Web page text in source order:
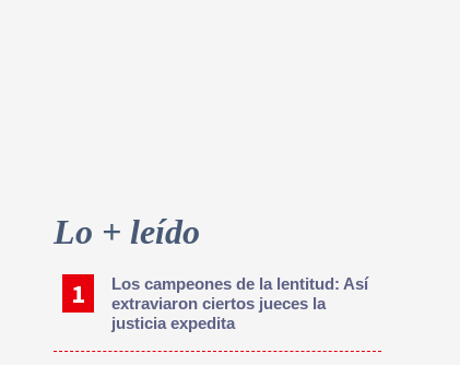
Sidebar
Lo + leído
Los campeones de la lentitud: Así
extraviaron ciertos jueces la
justicia expedita